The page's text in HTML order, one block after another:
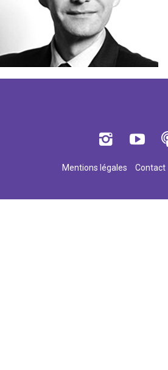
Mentions légales Contact